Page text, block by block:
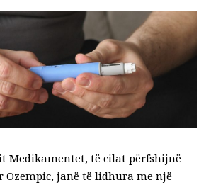
Medikamentet, të cilat përfshijnë
janë të lidhura me një